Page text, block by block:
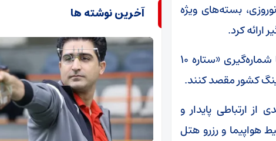
بسته‌های ویژه
کرد.
افرادی که تمایل دارند با سیمکارت همراه اولی خود سفر کنند، می‌توانند با شماره‌گیری «ستاره ۱۰
ارتباطی پایدار و
بلیط هواپیما و رزرو هتل
آخرین نوشته ها